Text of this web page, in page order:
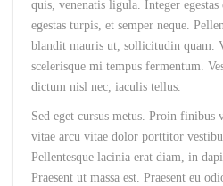
quis, venenatis ligula. Integer
egestas turpis, et semper neque.
blandit mauris ut, sollicitudin quam.
scelerisque mi tempus fermentum.
dictum nisl nec, iaculis tellus.
Sed eget cursus metus. Proin finibus
vitae arcu vitae dolor porttitor
Pellentesque lacinia erat diam, in
Praesent ut massa est. Praesent eu